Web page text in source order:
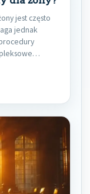
jest często
jednak